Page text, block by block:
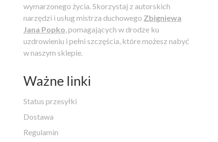
wymarzonego życia.Skorzystaj z autorskich
narzędzi i usług mistrza duchowego Zbigniewa
Jana Popko, pomagających w drodze ku
uzdrowieniu i pełni szczęścia, które możesz nabyć
w naszym sklepie.
Ważne linki
Status przesyłki
Dostawa
Regulamin